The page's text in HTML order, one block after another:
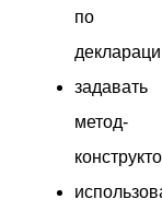
по
задавать
метод-